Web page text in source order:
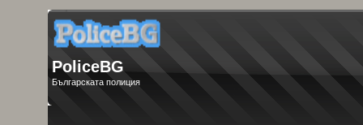
PoliceBG
Българската полиция